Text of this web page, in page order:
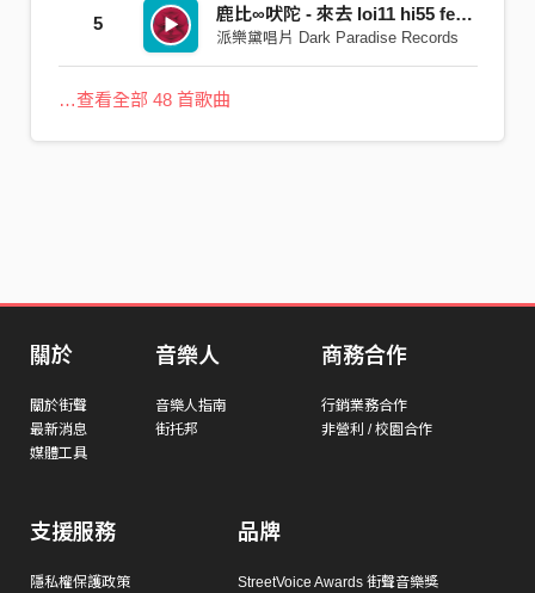
5 鹿比∞吠陀 - 來去 loi11 hi55 feat. 春麵啊喬
派樂黛唱片 Dark Paradise Records
…查看全部 48 首歌曲
關於
關於街聲
最新消息
媒體工具
音樂人
音樂人指南
街托邦
商務合作
行銷業務合作
非營利 / 校園合作
支援服務
隱私權保護政策
品牌
StreetVoice Awards 街聲音樂獎